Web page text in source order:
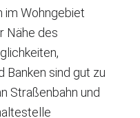
im Wohngebiet
Nähe des
Banken sind gut zu
Straßenbahn und